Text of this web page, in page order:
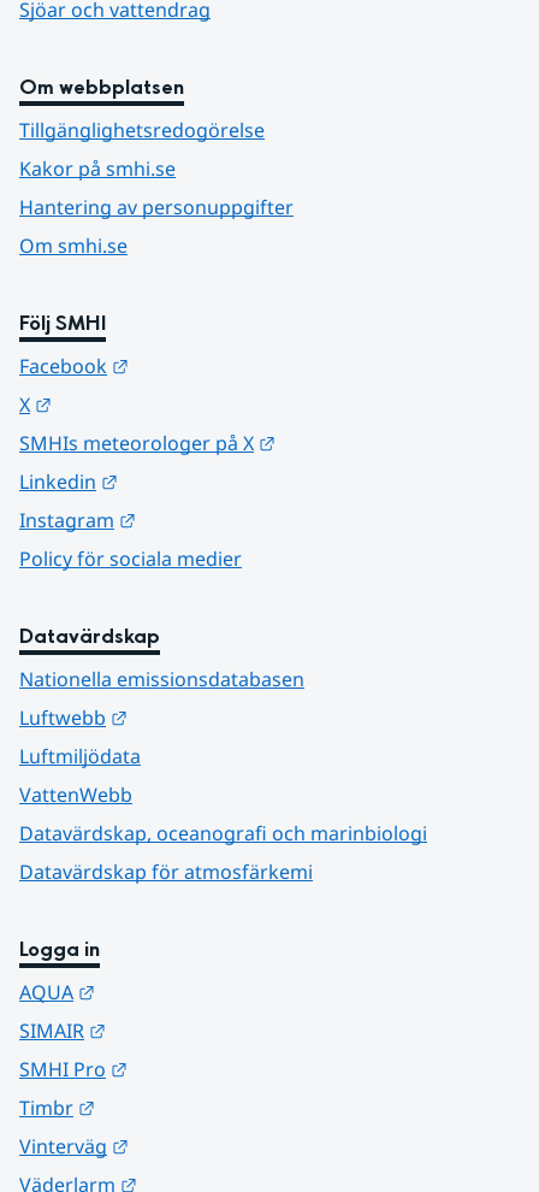
Sjöar och vattendrag
Om webbplatsen
Tillgänglighetsredogörelse
Kakor på smhi.se
Hantering av personuppgifter
Om smhi.se
Följ SMHI
Facebook
X
SMHIs meteorologer på X
Linkedin
Instagram
Policy för sociala medier
Datavärdskap
Nationella emissionsdatabasen
Luftwebb
Luftmiljödata
VattenWebb
Datavärdskap, oceanografi och marinbiologi
Datavärdskap för atmosfärkemi
Logga in
AQUA
SIMAIR
SMHI Pro
Timbr
Vinterväg
Väderlarm